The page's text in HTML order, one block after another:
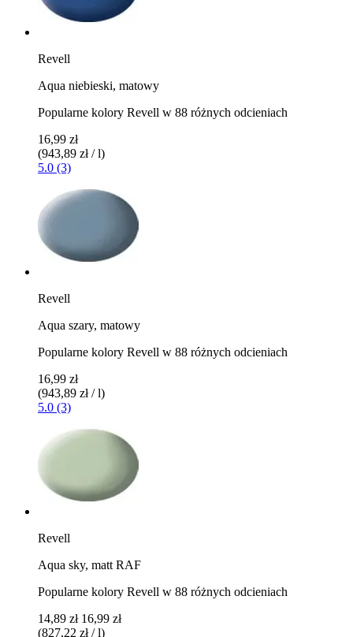
Revell
Aqua niebieski, matowy
Popularne kolory Revell w 88 różnych odcieniach
16,99 zł
(943,89 zł / l)
5.0 (3)
Revell
Aqua szary, matowy
Popularne kolory Revell w 88 różnych odcieniach
16,99 zł
(943,89 zł / l)
5.0 (3)
Revell
Aqua sky, matt RAF
Popularne kolory Revell w 88 różnych odcieniach
14,89 zł 16,99 zł
(827,22 zł / l)